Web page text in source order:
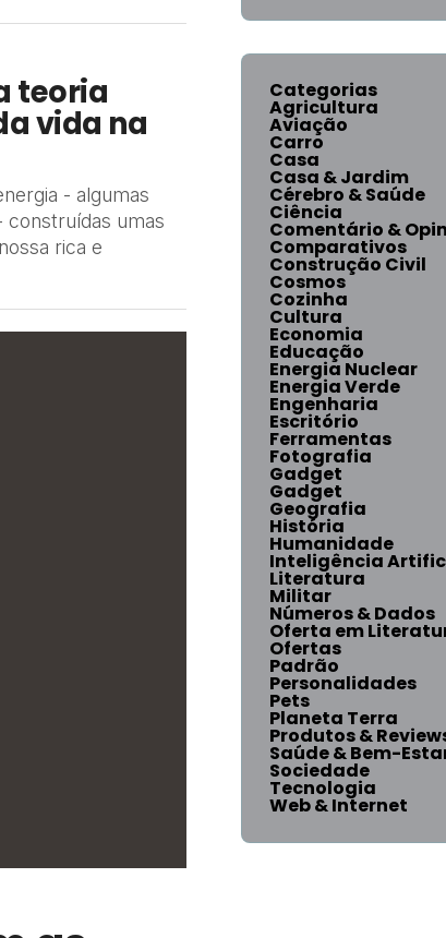
teoria
vida na
- algumas
construídas umas
rica e
Categorias
Agricultura
Aviação
Carro
Casa
Casa & Jardim
Cérebro & Saúde
Ciência
Comentário &
Comparativos
Construção Civil
Cosmos
Cozinha
Cultura
Economia
Educação
Energia Nuclear
Energia Verde
Engenharia
Escritório
Ferramentas
Fotografia
Gadget
Gadget
Geografia
História
Humanidade
Inteligência
Literatura
Militar
Números & Dados
Oferta em
Ofertas
Padrão
Personalidades
Pets
Planeta Terra
Produtos &
Saúde & Bem-
Sociedade
Tecnologia
Web & Internet